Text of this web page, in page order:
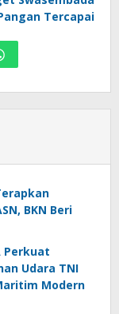
Tercapai
BKN Beri
Perkuat
Udara TNI
Modern